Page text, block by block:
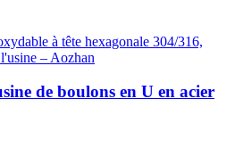
de boulons en U en acier